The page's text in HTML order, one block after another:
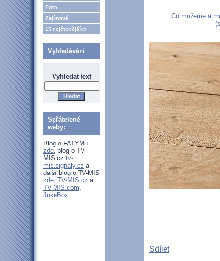
Foto
Zajímavé
15 nejčtenějších
Vyhledávání
Vyhledat text
Spřátelené
weby:
Blog o FATYMu
zde, blog o TV-
MIS.cz tv-
mis.signaly.cz a
další blog o TV-MIS
zde, TV-MIS.cz a
TV-MIS.com,
JukeBox.
Co můžeme a
Sdílet